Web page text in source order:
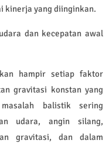
kinerja yang diinginkan.
dan kecepatan awal
hampir setiap faktor
gravitasi konstan yang
balistik sering
udara, angin silang,
gravitasi, dan dalam